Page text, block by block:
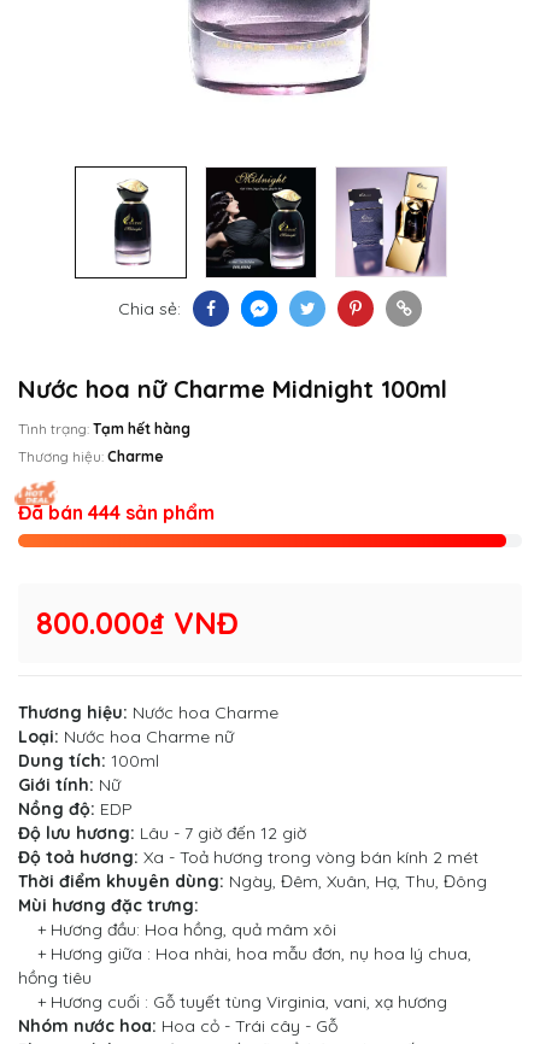
Chia sẻ:
Nước hoa nữ Charme Midnight 100ml
Tình trạng: Tạm hết hàng
Thương hiệu: Charme
Đã bán 444 sản phẩm
800.000₫ VNĐ
Thương hiệu: Nước hoa Charme
Loại: Nước hoa Charme nữ
Dung tích: 100ml
Giới tính: Nữ
Nồng độ: EDP
Độ lưu hương: Lâu - 7 giờ đến 12 giờ
Độ toả hương: Xa - Toả hương trong vòng bán kính 2 mét
Thời điểm khuyên dùng: Ngày, Đêm, Xuân, Hạ, Thu, Đông
Mùi hương đặc trưng:
+ Hương đầu: Hoa hồng, quả mâm xôi
+ Hương giữa : Hoa nhài, hoa mẫu đơn, nụ hoa lý chua,
hồng tiêu
+ Hương cuối : Gỗ tuyết tùng Virginia, vani, xạ hương
Nhóm nước hoa: Hoa cỏ - Trái cây - Gỗ